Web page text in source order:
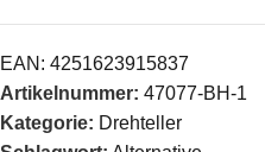
EAN: 4251623915837
Artikelnummer: 47077-BH-1
Kategorie: Drehteller